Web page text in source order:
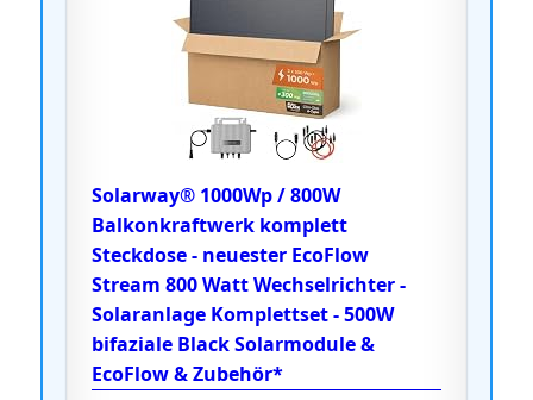
Solarway® 1000Wp / 800W
Balkonkraftwerk komplett
Steckdose - neuester EcoFlow
Stream 800 Watt Wechselrichter -
Solaranlage Komplettset - 500W
bifaziale Black Solarmodule &
EcoFlow & Zubehör*